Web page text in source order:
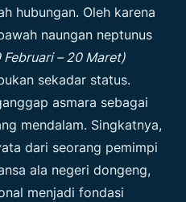
hubungan. Oleh karena
naungan neptunus
Februari – 20 Maret)
sekadar status.
asmara sebagai
mendalam. Singkatnya,
dari seorang pemimpi
ala negeri dongeng,
menjadi fondasi